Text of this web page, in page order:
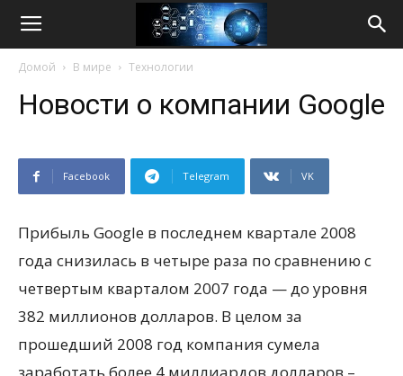
Life
Домой В мире Технологии
Новости о компании Google
Facebook Telegram VK
Прибыль Google в последнем квартале 2008
года снизилась в четыре раза по сравнению с
четвертым кварталом 2007 года — до уровня
382 миллионов долларов. В целом за
прошедший 2008 год компания сумела